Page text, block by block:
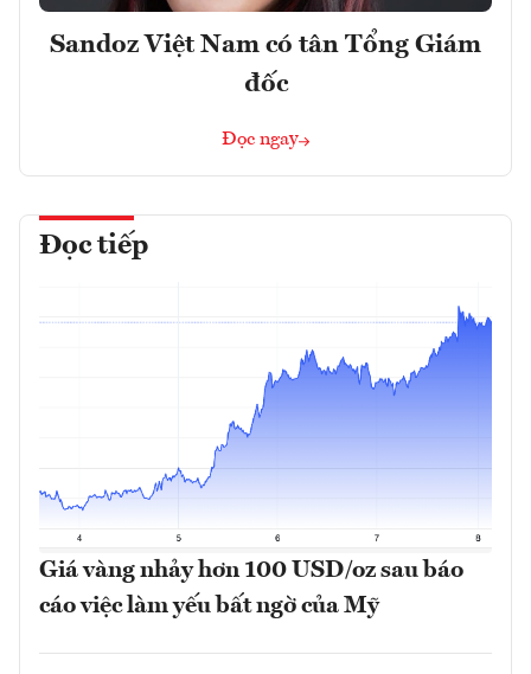
Sandoz Việt Nam có tân Tổng Giám
đốc
Đọc ngay
Đọc tiếp
Giá vàng nhảy hơn 100 USD/oz sau báo
cáo việc làm yếu bất ngờ của Mỹ